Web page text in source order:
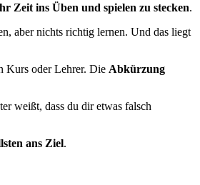
Zeit ins Üben und spielen zu stecken.
aber nichts richtig lernen. Und das liegt
Kurs oder Lehrer. Die Abkürzung
weißt, dass du dir etwas falsch
ans Ziel.